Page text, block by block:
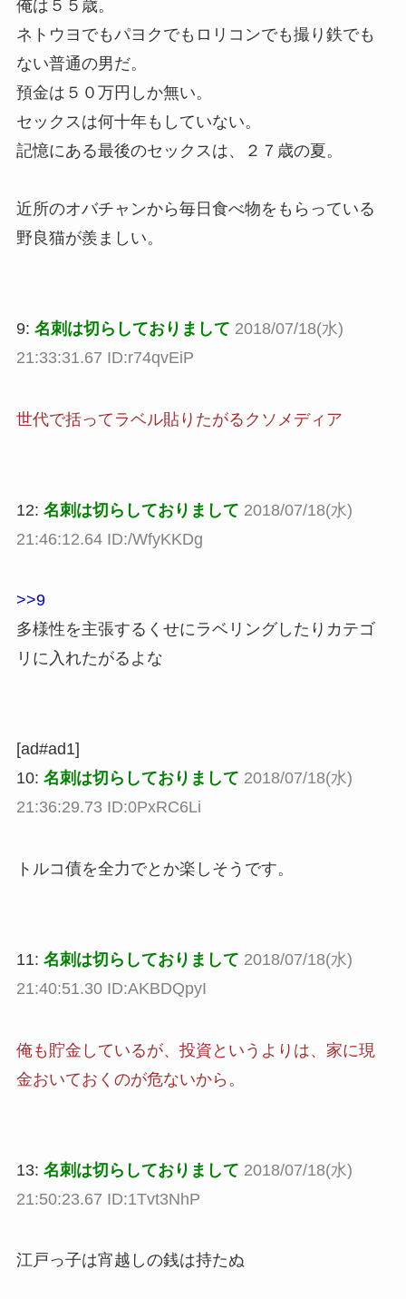
俺は５５歳。
ネトウヨでもパヨクでもロリコンでも撮り鉄でも
ない普通の男だ。
預金は５０万円しか無い。
セックスは何十年もしていない。
記憶にある最後のセックスは、２７歳の夏。
近所のオバチャンから毎日食べ物をもらっている
野良猫が羨ましい。
9: 名刺は切らしておりまして 2018/07/18(水)
21:33:31.67 ID:r74qvEiP
世代で括ってラベル貼りたがるクソメディア
12: 名刺は切らしておりまして 2018/07/18(水)
21:46:12.64 ID:/WfyKKDg
>>9
多様性を主張するくせにラベリングしたりカテゴ
リに入れたがるよな
[ad#ad1]
10: 名刺は切らしておりまして 2018/07/18(水)
21:36:29.73 ID:0PxRC6Li
トルコ債を全力でとか楽しそうです。
11: 名刺は切らしておりまして 2018/07/18(水)
21:40:51.30 ID:AKBDQpyI
俺も貯金しているが、投資というよりは、家に現
金おいておくのが危ないから。
13: 名刺は切らしておりまして 2018/07/18(水)
21:50:23.67 ID:1Tvt3NhP
江戸っ子は宵越しの銭は持たぬ